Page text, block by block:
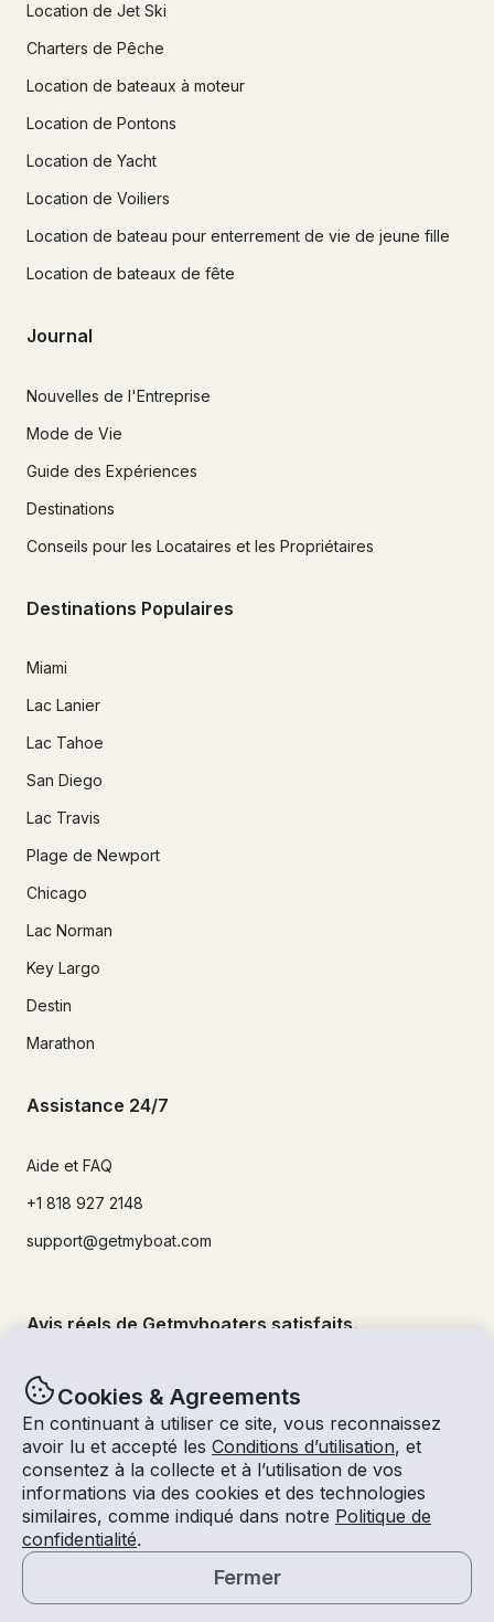
Cookies & Agreements
En continuant à utiliser ce site, vous reconnaissez
avoir lu et accepté les Conditions d’utilisation, et
consentez à la collecte et à l’utilisation de vos
informations via des cookies et des technologies
similaires, comme indiqué dans notre Politique de
confidentialité.
Fermer
Location de Jet Ski
Charters de Pêche
Location de bateaux à moteur
Location de Pontons
Location de Yacht
Location de Voiliers
Location de bateau pour enterrement de vie de jeune fille
Location de bateaux de fête
Journal
Nouvelles de l'Entreprise
Mode de Vie
Guide des Expériences
Destinations
Conseils pour les Locataires et les Propriétaires
Destinations Populaires
Miami
Lac Lanier
Lac Tahoe
San Diego
Lac Travis
Plage de Newport
Chicago
Lac Norman
Key Largo
Destin
Marathon
Assistance 24/7
Aide et FAQ
+1 818 927 2148
support@getmyboat.com
Avis réels de Getmyboaters satisfaits.
© Getmyboat 2026TermesConfidentialité